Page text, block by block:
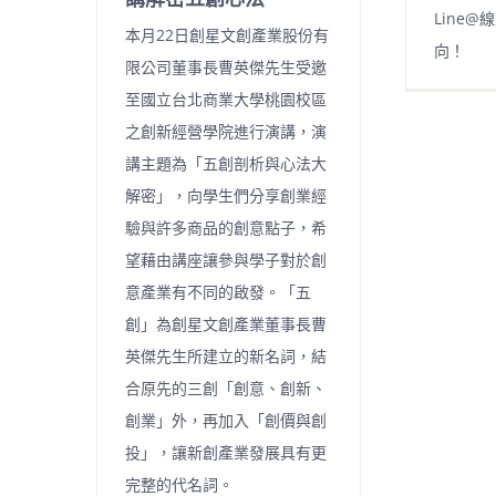
Line@
向！
本月22日創星文創產業股份有
限公司董事長曹英傑先生受邀
至國立台北商業大學桃園校區
之創新經營學院進行演講，演
講主題為「五創剖析與心法大
解密」，向學生們分享創業經
驗與許多商品的創意點子，希
望藉由講座讓參與學子對於創
意產業有不同的啟發。「五
創」為創星文創產業董事長曹
英傑先生所建立的新名詞，結
合原先的三創「創意、創新、
創業」外，再加入「創價與創
投」，讓新創產業發展具有更
完整的代名詞。